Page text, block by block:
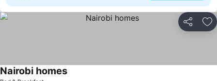
Partilhar
Nairobi homes